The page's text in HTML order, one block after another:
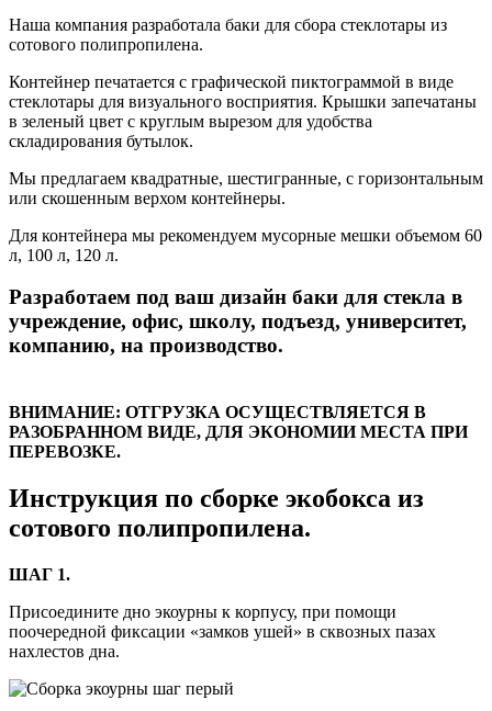
Наша компания разработала баки для сбора стеклотары из
сотового полипропилена.
Контейнер печатается с графической пиктограммой в виде
стеклотары для визуального восприятия. Крышки запечатаны
в зеленый цвет с круглым вырезом для удобства
складирования бутылок.
Мы предлагаем квадратные, шестигранные, с горизонтальным
или скошенным верхом контейнеры.
Для контейнера мы рекомендуем мусорные мешки объемом 60
л, 100 л, 120 л.
Разработаем под ваш дизайн баки для стекла в
учреждение, офис, школу, подъезд, университет,
компанию, на производство.
ВНИМАНИЕ: ОТГРУЗКА ОСУЩЕСТВЛЯЕТСЯ В
РАЗОБРАННОМ ВИДЕ, ДЛЯ ЭКОНОМИИ МЕСТА ПРИ
ПЕРЕВОЗКЕ.
Инструкция по сборке экобокса из
сотового полипропилена.
ШАГ 1.
Присоедините дно экоурны к корпусу, при помощи
поочередной фиксации «замков ушей» в сквозных пазах
нахлестов дна.